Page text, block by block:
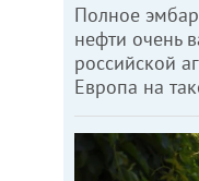
Полное
нефти очень
российской
Европа на